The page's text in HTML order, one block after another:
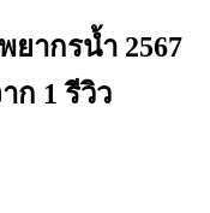
ากรน้ำ 2567
ก 1 รีวิว